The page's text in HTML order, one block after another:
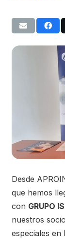
Desde
que hemos
con GRUPO
nuestros
especiales en